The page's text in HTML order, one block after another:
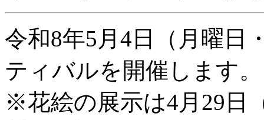
令和8年5月4日（月曜日
ティバルを開催します。
※花絵の展示は4月29日